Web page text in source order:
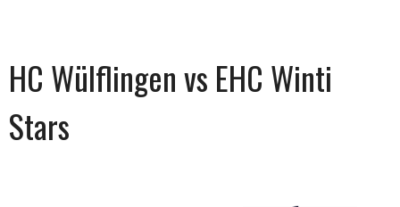
HC Wülflingen vs EHC Winti
Stars